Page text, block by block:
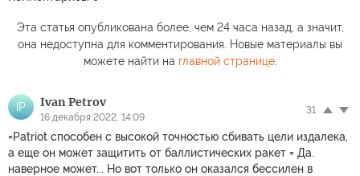
Эта статья опубликована более, чем 24 часа назад, а значит,
она недоступна для комментирования. Новые материалы вы
можете найти на главной странице.
IP Ivan Petrov
16 декабря 2022, 14:09
31
=Patriot способен с высокой точностью сбивать цели издалека,
а еще он может защитить от баллистических ракет = Да.
наверное может... Но вот только он оказался бессилен в